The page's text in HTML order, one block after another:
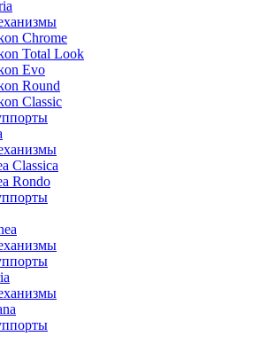
Chrome
Total Look
Evo
Round
Classic
Classica
Rondo